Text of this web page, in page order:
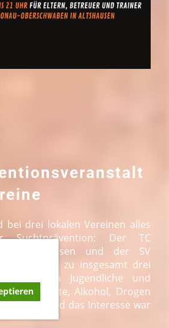
bei drei lokalen Vereinen alles
Suchtprävention: Der TC
FV Altshausen und der SV
gemeinsam zu insgesamt drei
zum Thema Jugendliche und
Alkohol, Drogen
– und das Interesse war